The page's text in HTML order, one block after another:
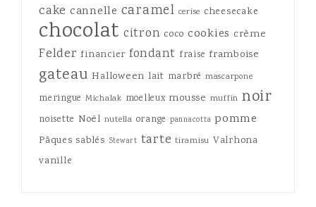
cake cannelle caramel cerise cheesecake
chocolat citron coco cookies crème
Felder financier fondant fraise framboise
gateau Halloween lait marbré mascarpone
meringue Michalak moelleux mousse muffin noir
noisette Noël nutella orange pannacotta pomme
Pâques sablés Stewart tarte tiramisu Valrhona
vanille